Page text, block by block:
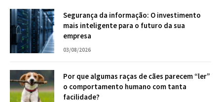
Segurança da informação: O investimento
mais inteligente para o futuro da sua
empresa
03/08/2026
Por que algumas raças de cães parecem “ler”
o comportamento humano com tanta
facilidade?